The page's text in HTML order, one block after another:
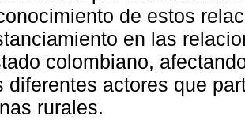
de estos
en las
colombiano,
diferentes actores que
rurales.